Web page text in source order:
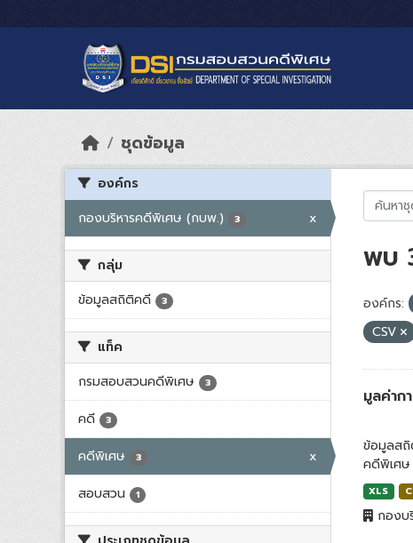
ชุดข้อมูล
องค์กร
กองบริหารคดีพิเศษ (กบพ.)
3 x
กลุ่ม
ข้อมูลสถิติคดี
3
แท็ค
กรมสอบสวนคดีพิเศษ
3
คดี 3
คดีพิเศษ 3
x
สอบสวน
1
พบ
องค์กร:
CSV
มูลค่าก
ข้อมูลสถิ
คดีพิเศษ
XLS
กองบ